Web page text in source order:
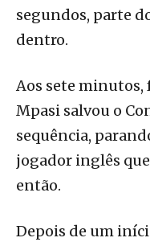
segundos, parte
dentro.
Aos sete minutos,
Mpasi salvou o
sequência,
jogador inglês
então.
Depois de um